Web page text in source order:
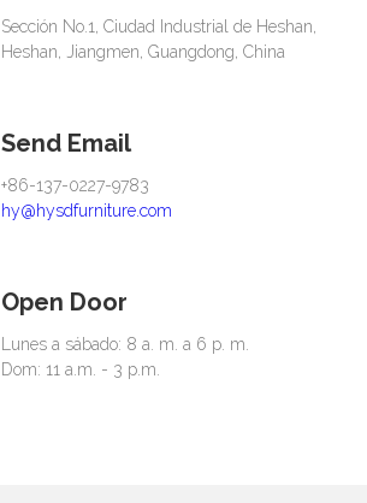
Sección No.1, Ciudad Industrial de Heshan,
Heshan, Jiangmen, Guangdong, China
Send Email
+86-137-0227-9783
hy@hysdfurniture.com
Open Door
Lunes a sábado: 8 a. m. a 6 p. m.
Dom: 11 a.m. - 3 p.m.